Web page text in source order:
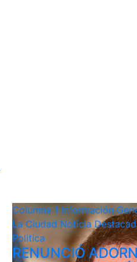
Columna 1 Información
La Ciudad Noticia
Politica
RENUNCIÓ